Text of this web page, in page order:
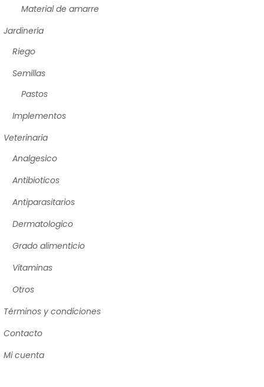
Material de amarre
Jardinería
Riego
Semillas
Pastos
Implementos
Veterinaria
Analgesico
Antibioticos
Antiparasitarios
Dermatologico
Grado alimenticio
Vitaminas
Otros
Términos y condiciones
Contacto
Mi cuenta